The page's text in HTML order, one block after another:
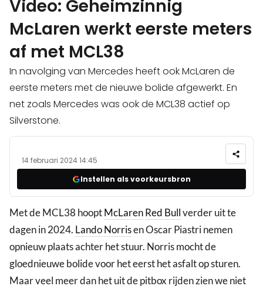
Video: Geheimzinnig
McLaren werkt eerste meters
af met MCL38
In navolging van Mercedes heeft ook McLaren de
eerste meters met de nieuwe bolide afgewerkt. En
net zoals Mercedes was ook de MCL38 actief op
Silverstone.
14 februari 2024 14:45
Instellen als voorkeursbron
Met de MCL38 hooptMcLarenRed Bullverder uit te
dagen in 2024. Lando Norrisen Oscar Piastri nemen
opnieuw plaats achter het stuur. Norris mocht de
gloednieuwe bolide voor het eerst het asfalt op sturen.
Maar veel meer dan het uit de pitbox rijden zien we niet